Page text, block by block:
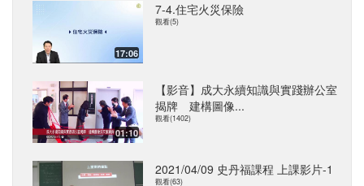
17:06
7-4.住宅火災保險
觀看(5)
01:10
【影音】成大永續知識與實踐辦公室
揭牌 建構圖像...
觀看(1402)
2021/04/09 史丹福課程 上課影片-1
觀看(63)